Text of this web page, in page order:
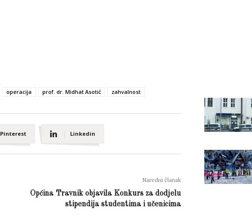
operacija prof. dr. Midhat Asotić zahvalnost
Pinterest Linkedin
Naredni članak
Općina Travnik objavila Konkurs za dodjelu
stipendija studentima i učenicima